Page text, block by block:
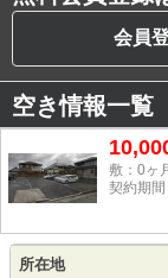
会員
空き情報一覧
敷：0ヶ
契約期
所在地